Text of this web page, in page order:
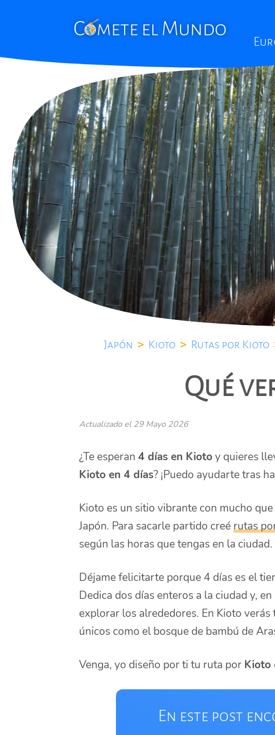
Main
Japón > Kioto > Rutas por Kioto
Qué
Actualizado el 29 Mayo 2026
¿Te esperan4 días en Kiotoy quieres
Kioto en 4 días? ¡Puedo ayudarte tras
Kioto es un sitio vibrante con mucho
Japón. Para sacarle partido creérutas
según las horas que tengas en la ciudad.
Déjame felicitarte porque 4 días es el
Dedica dos días enteros a la ciudad y,
explorar los alrededores. En Kioto
únicos como el bosque de bambú de
Venga, yo diseño por ti tu ruta por Kioto
En este post